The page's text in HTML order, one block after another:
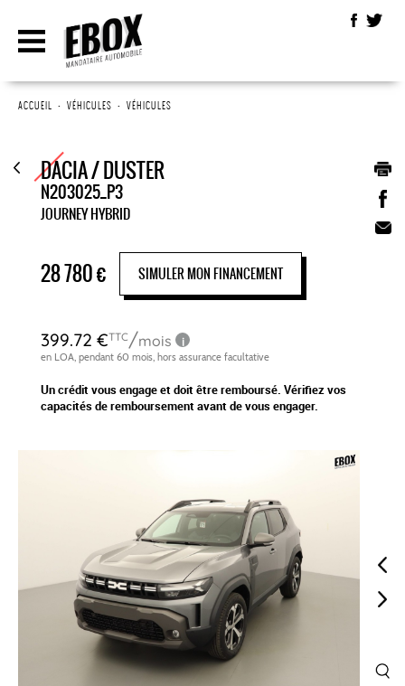
ACCUEIL • VÉHICULES • VÉHICULES
DACIA / DUSTER
N203025_P3
JOURNEY HYBRID
28 780€ SIMULER MON FINANCEMENT
Un crédit vous engage et doit être remboursé. Vérifiez vos
capacités de remboursement avant de vous engager.